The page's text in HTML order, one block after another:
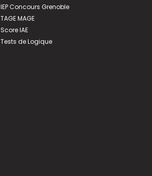
IEP Concours Grenoble
TAGE MAGE
Score IAE
Tests de Logique